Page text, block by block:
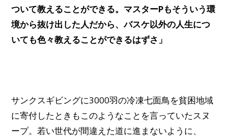
ついて教えることができる。マスターPもそういう環
境から抜け出した人だから、バスケ以外の人生につ
いても色々教えることができるはずさ」
サンクスギビングに3000羽の冷凍七面鳥を貧困地域
に寄付したときもこのようなことを言っていたスヌ
ープ。若い世代が間違えた道に進まないように、